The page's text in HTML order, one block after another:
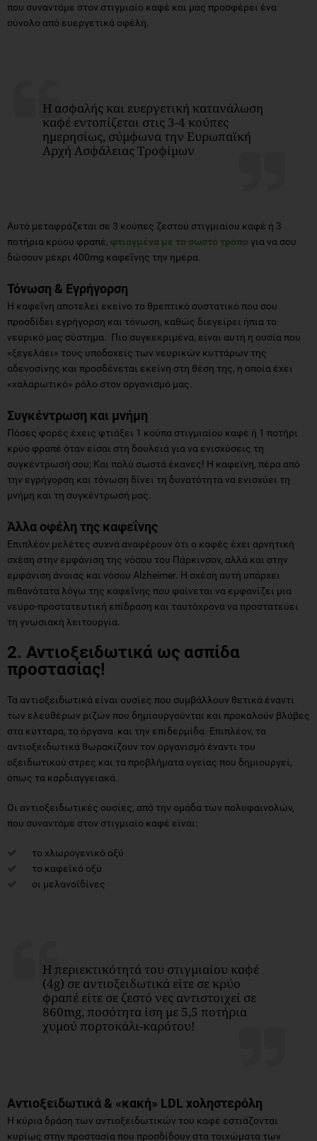
που συναντάμε στον στιγμιαίο καφέ και μας προσφέρει ένα
σύνολο από ευεργετικά οφέλη.
Η ασφαλής και ευεργετική κατανάλωση
καφέ εντοπίζεται στις 3-4 κούπες
ημερησίως, σύμφωνα την Ευρωπαϊκή
Αρχή Ασφάλειας Τροφίμων
Αυτό μεταφράζεται σε 3 κούπες ζεστού στιγμιαίου καφέ ή 3
ποτήρια κρύου φραπέ, φτιαγμένα με το σωστό τρόπο για να σου
δώσουν μέχρι 400mg καφεΐνης την ημέρα.
Τόνωση & Εγρήγορση
Η καφεΐνη αποτελεί εκείνο το θρεπτικό συστατικό που σου
προσδίδει εγρήγορση και τόνωση, καθώς διεγείρει ήπια το
νευρικό μας σύστημα. Πιο συγκεκριμένα, είναι αυτή η ουσία που
«ξεγελάει» τους υποδοχείς των νευρικών κυττάρων της
αδενοσίνης και προσδένεται εκείνη στη θέση της, η οποία έχει
«χαλαρωτικό» ρόλο στον οργανισμό μας.
Συγκέντρωση και μνήμη
Πόσες φορές έχεις φτιάξει 1 κούπα στιγμιαίου καφέ ή 1 ποτήρι
κρύο φραπέ όταν είσαι στη δουλειά για να ενισχύσεις τη
συγκέντρωσή σου; Και πολύ σωστά έκανες! Η καφεϊνη, πέρα από
την εγρήγορση και τόνωση δίνει τη δυνατότητα να ενισχύει τη
μνήμη και τη συγκέντρωσή μας.
Άλλα οφέλη της καφεΐνης
Επιπλέον μελέτες συχνά αναφέρουν ότι ο καφές έχει αρνητική
σχέση στην εμφάνιση της νόσου του Πάρκινσον, αλλά και στην
εμφάνιση άνοιας και νόσου Alzheimer. Η σχέση αυτή υπάρχει
πιθανότατα λόγω της καφεΐνης που φαίνεται να εμφανίζει μια
νευρο-προστατευτική επίδραση και ταυτόχρονα να προστατεύει
τη γνωσιακή λειτουργία.
2. Αντιοξειδωτικά ως ασπίδα
προστασίας!
Τα αντιοξειδωτικά είναι ουσίες που συμβάλλουν θετικά έναντι
των ελευθέρων ριζών που δημιουργούνται και προκαλούν βλάβες
στα κύτταρα, τα όργανα και την επιδερμίδα. Επιπλέον, τα
αντιοξειδωτικά θωρακίζουν τον οργανισμό έναντι του
οξειδωτικού στρες και τα προβλήματα υγείας που δημιουργεί,
όπως τα καρδιαγγειακά.
Οι αντιοξειδωτικές ουσίες, από την ομάδα των πολυφαινολών,
που συναντάμε στον στιγμιαίο καφέ είναι:
το χλωρογενικό οξύ
το καφεϊκό οξύ
οι μελανοϊδίνες
Η περιεκτικότητά του στιγμιαίου καφέ
(4g) σε αντιοξειδωτικά είτε σε κρύο
φραπέ είτε σε ζεστό νες αντιστοιχεί σε
860mg, ποσότητα ίση με 5,5 ποτήρια
χυμού πορτοκάλι-καρότου!
Αντιοξειδωτικά & «κακή» LDL χοληστερόλη
Η κύρια δράση των αντιοξειδωτικών του καφέ εστιάζονται
κυρίως στην προστασία που προσδίδουν στα τοιχώματα των